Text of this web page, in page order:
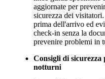
aggiornate per
sicurezza dei
prima dell'arrivo ed
check-in senza la
prevenire problemi in
Consigli di
notturni